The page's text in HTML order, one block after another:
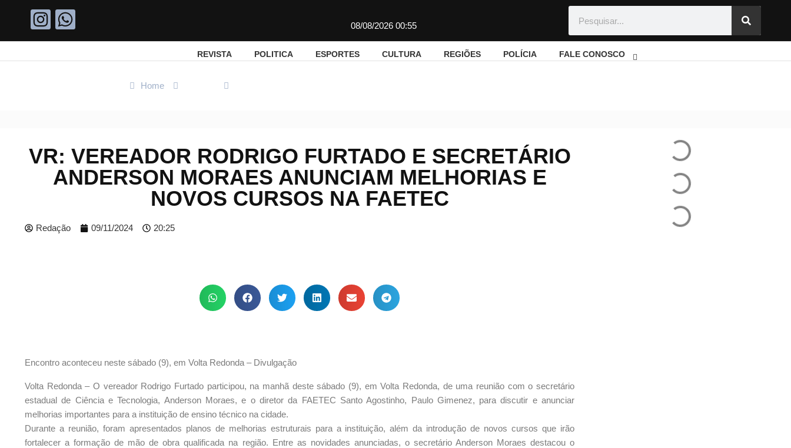
08/08/2026 00:55
REVISTA POLITICA ESPORTES CULTURA REGIÕES POLÍCIA FALE CONOSCO
Home
VR: VEREADOR RODRIGO FURTADO E SECRETÁRIO
ANDERSON MORAES ANUNCIAM MELHORIAS E
NOVOS CURSOS NA FAETEC
Redação 09/11/2024 20:25
Encontro aconteceu neste sábado (9), em Volta Redonda – Divulgação
Volta Redonda – O vereador Rodrigo Furtado participou, na manhã deste sábado (9), em Volta Redonda, de uma reunião com o secretário
estadual de Ciência e Tecnologia, Anderson Moraes, e o diretor da FAETEC Santo Agostinho, Paulo Gimenez, para discutir e anunciar
melhorias importantes para a instituição de ensino técnico na cidade.
Durante a reunião, foram apresentados planos de melhorias estruturais para a instituição, além da introdução de novos cursos que irão
fortalecer a formação de mão de obra qualificada na região. Entre as novidades anunciadas, o secretário Anderson Moraes destacou o